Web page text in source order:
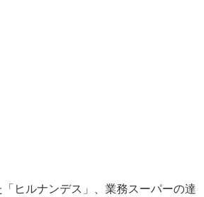
ヒルナンデス」、業務スーパーの達